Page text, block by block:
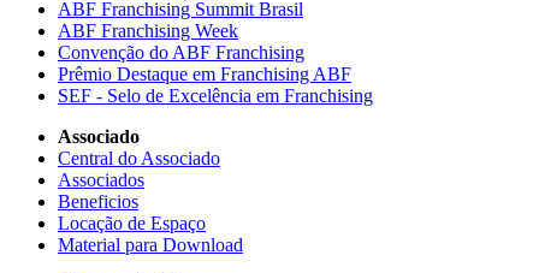
ABF Franchising Summit Brasil
ABF Franchising Week
Convenção do ABF Franchising
Prêmio Destaque em Franchising ABF
SEF - Selo de Excelência em Franchising
Associado
Central do Associado
Associados
Beneficios
Locação de Espaço
Material para Download